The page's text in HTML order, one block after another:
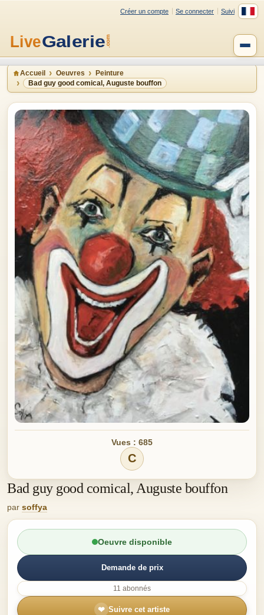
Créer un compte Se connecter Suivi
Accueil Oeuvres
Peinture
Bad guy good comical, Auguste bouffon
Vues : 685
C
Bad guy good comical, Auguste bouffon
par soffya
Oeuvre disponible
Demande de prix
11 abonnés
❤ Suivre cet artiste